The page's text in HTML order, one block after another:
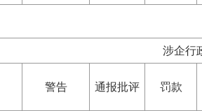
涉企行
警告 通报批评 罚款